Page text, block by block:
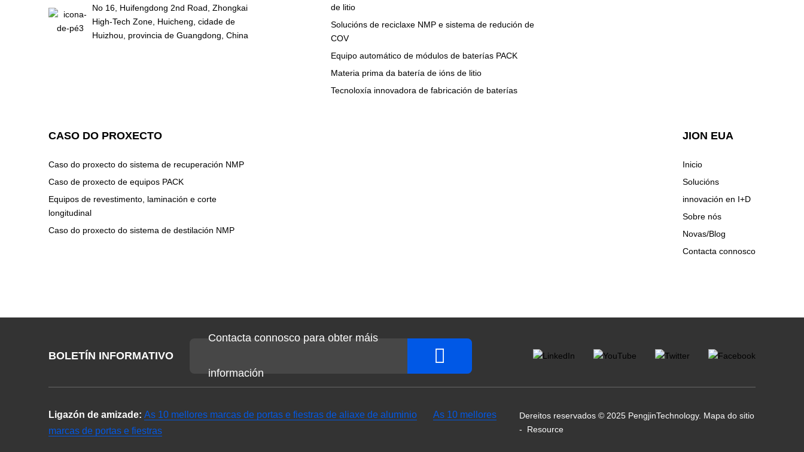
No 16, Huifengdong 2nd Road, Zhongkai
High-Tech Zone, Huicheng, cidade de
Huizhou, provincia de Guangdong, China
de litio
Solucións de reciclaxe NMP e sistema de redución de
COV
Equipo automático de módulos de baterías PACK
Materia prima da batería de ións de litio
Tecnoloxía innovadora de fabricación de baterías
CASO DO PROXECTO
Caso do proxecto do sistema de recuperación NMP
Caso de proxecto de equipos PACK
Equipos de revestimento, laminación e corte
longitudinal
Caso do proxecto do sistema de destilación NMP
JION EUA
Inicio
Solucións
innovación en I+D
Sobre nós
Novas/Blog
Contacta connosco
BOLETÍN INFORMATIVO
Contacta connosco para obter máis
información
Ligazón de amizade: As 10 mellores marcas de portas e fiestras de aliaxe de aluminio
As 10 mellores
marcas de portas e fiestras
Dereitos reservados © 2025 PengjinTechnology. Mapa do sitio
-
Resource